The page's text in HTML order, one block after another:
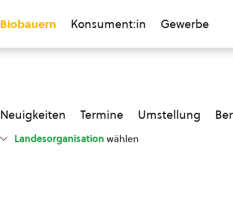
Biobauern Konsument:in Gewerbe
Neuigkeiten Termine Umstellung
Landesorganisation wählen